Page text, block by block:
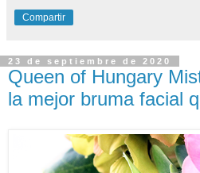
Compartir
23 de septiembre de 2020
Queen of Hungary
la mejor bruma facial